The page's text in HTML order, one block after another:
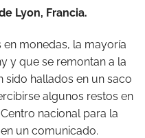
Lyon, Francia.
en monedas, la mayoría
y que se remontan a la
sido hallados en un saco
algunos restos en
nacional para la
un comunicado.